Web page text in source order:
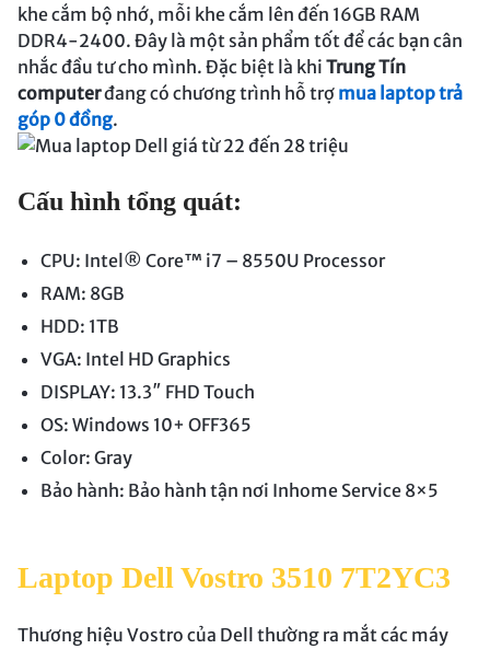
khe cắm bộ nhớ, mỗi khe cắm lên đến 16GB RAM
DDR4-2400. Đây là một sản phẩm tốt để các bạn cân
nhắc đầu tư cho mình. Đặc biệt là khi Trung Tín
computerđang có chương trình hỗ trợ mua laptop trả
góp 0 đồng.
Cấu hình tổng quát:
CPU: Intel® Core™ i7 – 8550U Processor
RAM: 8GB
HDD: 1TB
VGA: Intel HD Graphics
DISPLAY: 13.3″ FHD Touch
OS: Windows 10+ OFF365
Color: Gray
Bảo hành: Bảo hành tận nơi Inhome Service 8×5
Laptop Dell Vostro 3510 7T2YC3
Thương hiệu Vostro của Dell thường ra mắt các máy